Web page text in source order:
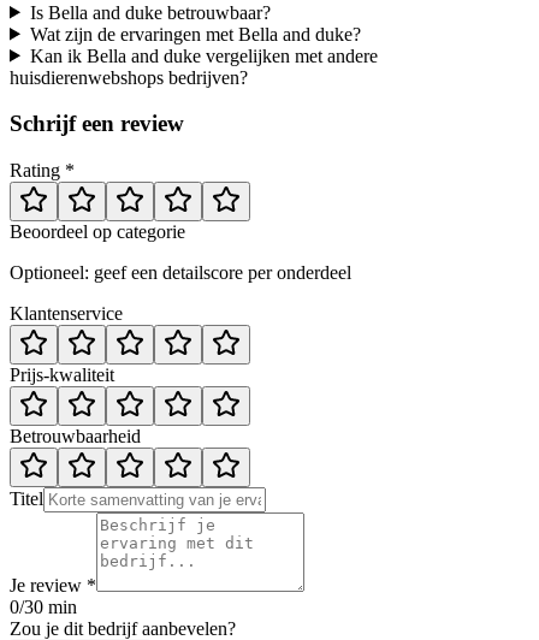
Is Bella and duke betrouwbaar?
Wat zijn de ervaringen met Bella and duke?
Kan ik Bella and duke vergelijken met andere
huisdierenwebshops bedrijven?
Schrijf een review
Rating *
Beoordeel op categorie
Optioneel: geef een detailscore per onderdeel
Klantenservice
Prijs-kwaliteit
Betrouwbaarheid
Titel
Je review *
0/30 min
Zou je dit bedrijf aanbevelen?